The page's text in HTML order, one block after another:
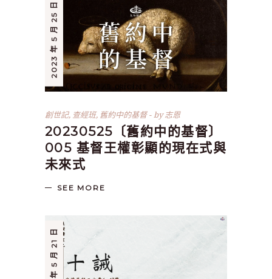
2023 年 5 月 25 日
創世記, 查經班, 舊約中的基督 by志恩
20230525〔舊約中的基督〕
005 基督王權彰顯的現在式與
未來式
SEE MORE